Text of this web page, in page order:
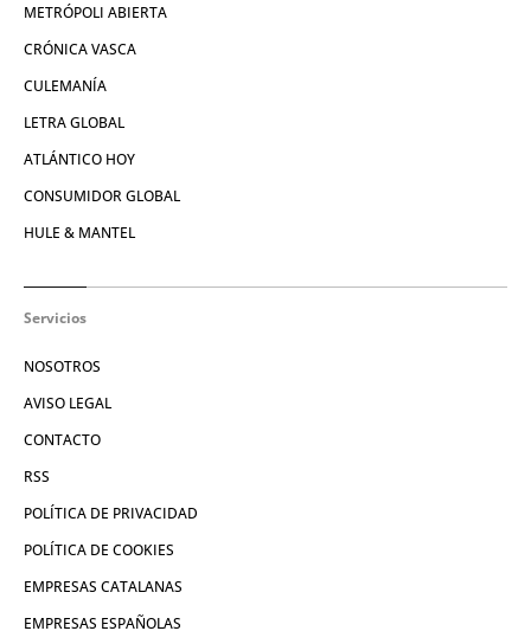
METRÓPOLI ABIERTA
CRÓNICA VASCA
CULEMANÍA
LETRA GLOBAL
ATLÁNTICO HOY
CONSUMIDOR GLOBAL
HULE & MANTEL
Servicios
NOSOTROS
AVISO LEGAL
CONTACTO
RSS
POLÍTICA DE PRIVACIDAD
POLÍTICA DE COOKIES
EMPRESAS CATALANAS
EMPRESAS ESPAÑOLAS